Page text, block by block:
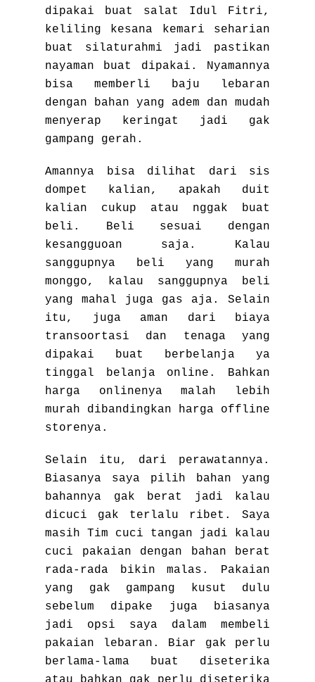
dipakai buat salat Idul Fitri,
keliling kesana kemari seharian
buat silaturahmi jadi pastikan
nayaman buat dipakai. Nyamannya
bisa memberli baju lebaran
dengan bahan yang adem dan mudah
menyerap keringat jadi gak
gampang gerah.
Amannya bisa dilihat dari sis
dompet kalian, apakah duit
kalian cukup atau nggak buat
beli. Beli sesuai dengan
kesangguoan saja. Kalau
sanggupnya beli yang murah
monggo, kalau sanggupnya beli
yang mahal juga gas aja. Selain
itu, juga aman dari biaya
transoortasi dan tenaga yang
dipakai buat berbelanja ya
tinggal belanja online. Bahkan
harga onlinenya malah lebih
murah dibandingkan harga offline
storenya.
Selain itu, dari perawatannya.
Biasanya saya pilih bahan yang
bahannya gak berat jadi kalau
dicuci gak terlalu ribet. Saya
masih Tim cuci tangan jadi kalau
cuci pakaian dengan bahan berat
rada-rada bikin malas. Pakaian
yang gak gampang kusut dulu
sebelum dipake juga biasanya
jadi opsi saya dalam membeli
pakaian lebaran. Biar gak perlu
berlama-lama buat diseterika